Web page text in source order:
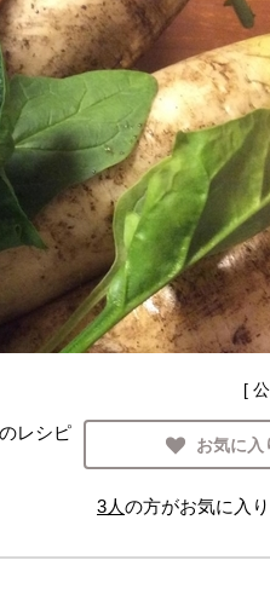
[
レシピ
お気に入
3人の方がお気に入